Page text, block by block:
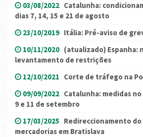
03/08/2022 Catalunha:
dias 7, 14, 15 e 21 de agosto
23/10/2019 Itália: Pré-aviso de
10/11/2020 (atualizado) Espanha:
levantamento de restrições
12/10/2021 Corte de tráfego na
09/09/2022 Catalunha: medidas no
9 e 11 de setembro
17/03/2025 Redireccionamento
mercadorias em Bratislava